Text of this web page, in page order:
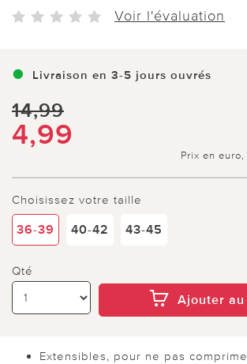
Voir l'évaluation
Livraison en 3-5 jours ouvrés
14,99
4,99
Prix en
Choisissez votre taille
36-39 40-42 43-45
Qté
Ajouter
Extensibles, pour ne pas